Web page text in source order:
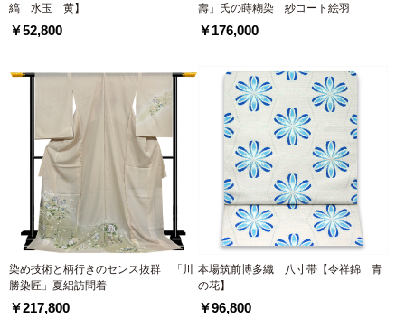
縞 水玉 黄】
￥52,800
壽」氏の蒔糊染 紗コート絵羽
￥176,000
染め技術と柄行きのセンス抜群 「川
勝染匠」夏絽訪問着
￥217,800
本場筑前博多織 八寸帯【令祥錦 青
の花】
￥96,800